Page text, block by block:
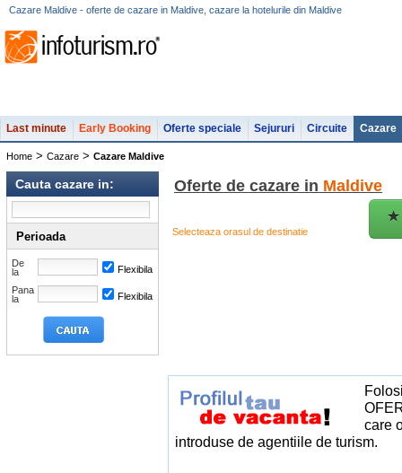
Cazare Maldive - oferte de cazare in Maldive, cazare la hotelurile din Maldive
Last minute Early Booking Oferte speciale Sejururi Circuite Cazare
Home > Cazare > Cazare Maldive
Cauta cazare in:
Perioada
De
la
Flexibila
Pana
la
Flexibila
Oferte de cazare in Maldive
Selecteaza orasul de destinatie
care
introduse de agentiile de turism.